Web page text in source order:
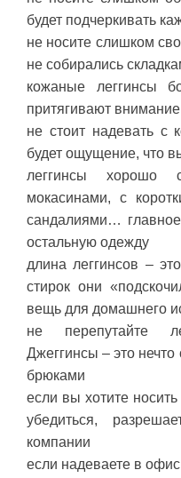
будет подчеркивать
не носите слишком
не собирались
кожаные леггинсы
притягивают
не стоит надевать с
будет ощущение, что
леггинсы хорошо
мокасинами, с
сандалиями…
остальную одежду
длина леггинсов –
стирок они
вещь для домашнего
не перепутайте
Джеггинсы – это
брюками
если вы хотите
убедиться,
компании
если надеваете в